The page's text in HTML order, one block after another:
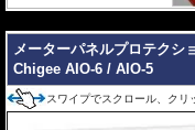
メーターパネルプロテクシ
Chigee AIO-6 / AIO-5
スワイプでスクロール、クリ